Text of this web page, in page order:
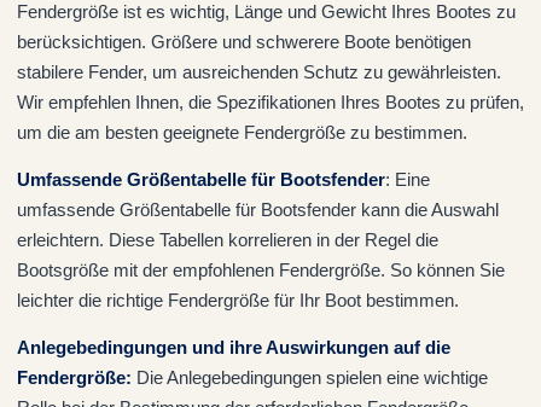
Fendergröße ist es wichtig, Länge und Gewicht Ihres Bootes zu
berücksichtigen. Größere und schwerere Boote benötigen
stabilere Fender, um ausreichenden Schutz zu gewährleisten.
Wir empfehlen Ihnen, die Spezifikationen Ihres Bootes zu prüfen,
um die am besten geeignete Fendergröße zu bestimmen.
Umfassende Größentabelle für Bootsfender: Eine
umfassende Größentabelle für Bootsfender kann die Auswahl
erleichtern. Diese Tabellen korrelieren in der Regel die
Bootsgröße mit der empfohlenen Fendergröße. So können Sie
leichter die richtige Fendergröße für Ihr Boot bestimmen.
Anlegebedingungen und ihre Auswirkungen auf die
Fendergröße: Die Anlegebedingungen spielen eine wichtige